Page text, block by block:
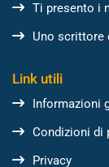
Ti presento i
Uno scrittore
Link utili
Informazioni
Condizioni di
Privacy